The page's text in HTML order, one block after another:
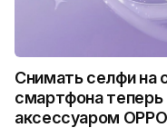
Снимать селфи на
смартфона
аксессуаром